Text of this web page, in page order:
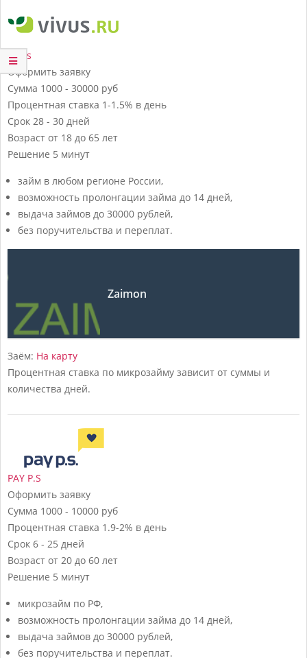
Vivus
Оформить заявку
Сумма 1000 - 30000 руб
Процентная ставка 1-1.5% в день
Срок 28 - 30 дней
Возраст от 18 до 65 лет
Решение 5 минут
займ в любом регионе России,
возможность пролонгации займа до 14 дней,
выдача займов до 30000 рублей,
без поручительства и переплат.
Zaimon
Заём: На карту
Процентная ставка по микрозайму зависит от суммы и
количества дней.
PAY P.S
Оформить заявку
Сумма 1000 - 10000 руб
Процентная ставка 1.9-2% в день
Срок 6 - 25 дней
Возраст от 20 до 60 лет
Решение 5 минут
микрозайм по РФ,
возможность пролонгации займа до 14 дней,
выдача займов до 30000 рублей,
без поручительства и переплат.